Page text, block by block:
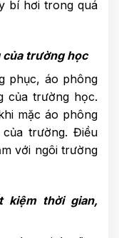
bí hơi trong quá
trường học
phục, áo phông
của trường học.
mặc áo phông
trường. Điều
với ngôi trường
kiệm thời gian,